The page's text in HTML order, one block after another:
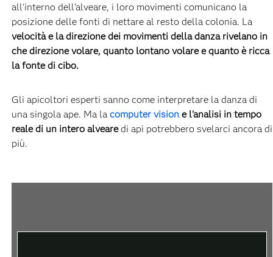
all'interno dell'alveare, i loro movimenti comunicano la
posizione delle fonti di nettare al resto della colonia. La
velocità e la direzione dei movimenti della danza rivelano in
che direzione volare, quanto lontano volare e quanto è ricca
la fonte di cibo.
Gli apicoltori esperti sanno come interpretare la danza di
una singola ape. Ma la computer visione l'analisi in tempo
reale di un intero alvearedi api potrebbero svelarci ancora di
più.